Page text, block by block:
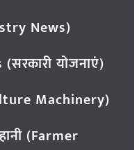
News)
योजनाएं)
Machinery)
(Farmer